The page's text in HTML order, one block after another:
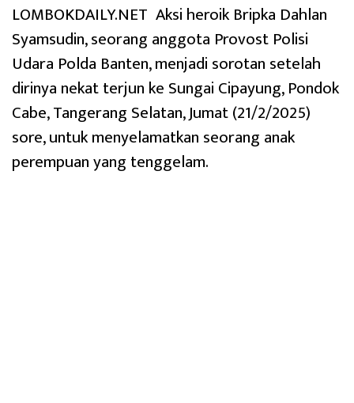
LOMBOKDAILY.NET Aksi heroik Bripka Dahlan
Syamsudin, seorang anggota Provost Polisi
Udara Polda Banten, menjadi sorotan setelah
dirinya nekat terjun ke Sungai Cipayung, Pondok
Cabe, Tangerang Selatan, Jumat (21/2/2025)
sore, untuk menyelamatkan seorang anak
perempuan yang tenggelam.